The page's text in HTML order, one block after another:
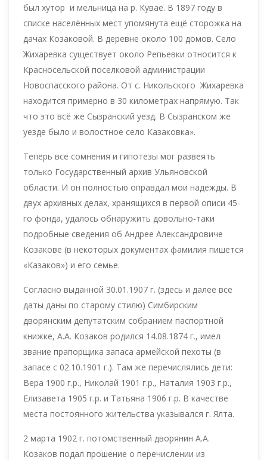
был хутор и мельница на р. Кувае. В 1897 году в
списке населённых мест упомянута ещё сторожка на
дачах Козаковой. В деревне около 100 домов. Село
Жихаревка существует около Репьевки относится к
Красносельской поселковой администрации
Новоспасского района. От с. Никольского Жихаревка
находится примерно в 30 километрах напрямую. Так
что это всё же Сызранский уезд. В Сызранском же
уезде было и волостное село Казаковка».
Теперь все сомнения и гипотезы мог развеять
только Государственный архив Ульяновской
области. И он полностью оправдал мои надежды. В
двух архивных делах, хранящихся в первой описи 45-
го фонда, удалось обнаружить довольно-таки
подробные сведения об Андрее Александровиче
Козакове (в некоторых документах фамилия пишется
«Казаков») и его семье.
Согласно выданной 30.01.1907 г. (здесь и далее все
даты даны по старому стилю) Симбирским
дворянским депутатским собранием паспортной
книжке, А.А. Козаков родился 14.08.1874 г., имел
звание прапорщика запаса армейской пехоты (в
запасе с 02.10.1901 г.). Там же перечислялись дети:
Вера 1900 г.р., Николай 1901 г.р., Наталия 1903 г.р.,
Елизавета 1905 г.р. и Татьяна 1906 г.р. В качестве
места постоянного жительства указывался г. Ялта.
2 марта 1902 г. потомственный дворянин А.А.
Козаков подал прошение о перечислении из